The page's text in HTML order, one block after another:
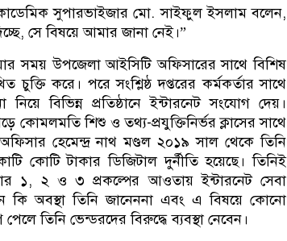
সুপারভাইজার মো. সাইফুল ইসলাম বলেন,
সে বিষয়ে আমার জানা নেই।”
সময় উপজেলা আইসিটি অফিসারের সাথে বিশিষ
করে। পরে সংশ্লিষ্ঠ দপ্তরের কর্মকর্তার সাথে
বিভিন্ন প্রতিষ্ঠানে ইন্টারনেট সংযোগ দেয়।
কোমলমতি শিশু ও তথ্য-প্রযুক্তিনির্ভর ক্লাসের সাথে
হেমেন্দ্র নাথ মণ্ডল ২০১৯ সাল থেকে তিনি
কোটি টাকার ডিজিটাল দুর্নীতি হয়েছে। তিনিই
১, ২ ও ৩ প্রকল্পের আওতায় ইন্টারনেট সেবা
কি অবস্থা তিনি জানেননা এবং এ বিষয়ে কোনো
তিনি ভেন্ডরদের বিরুদ্ধে ব্যবস্থা নেবেন।